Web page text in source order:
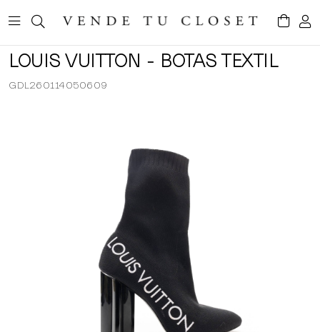
LOUIS VUITTON - BOTAS TEXTIL
GDL260114050609